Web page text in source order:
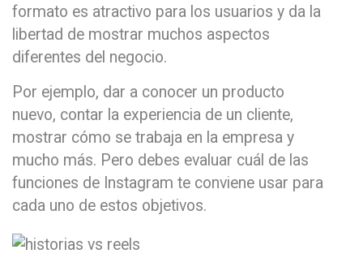
formato es atractivo para los usuarios y da la
libertad de mostrar muchos aspectos
diferentes del negocio.
Por ejemplo, dar a conocer un producto
nuevo, contar la experiencia de un cliente,
mostrar cómo se trabaja en la empresa y
mucho más. Pero debes evaluar cuál de las
funciones de Instagram te conviene usar para
cada uno de estos objetivos.